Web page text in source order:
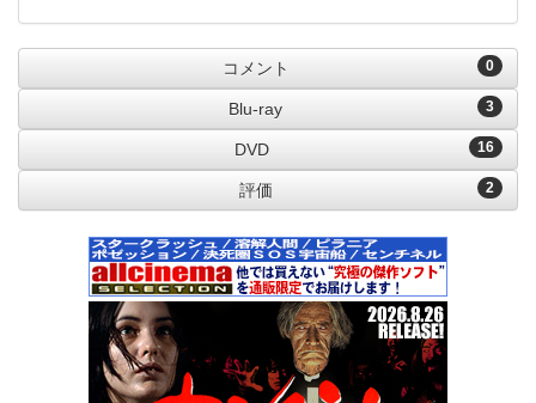
0
コメント
3
Blu-ray
16
DVD
2
評価